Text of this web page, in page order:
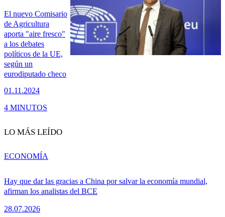
El nuevo Comisario
de Agricultura
aporta "aire fresco"
a los debates
políticos de la UE,
según un
eurodiputado checo
01.11.2024
4 MINUTOS
LO MÁS LEÍDO
Hay que dar las gracias a China por salvar la economía mundial,
afirman los analistas del BCE
28.07.2026
ECONOMÍA